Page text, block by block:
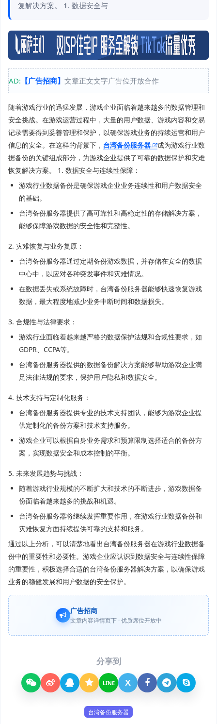
复解决方案。 1. 数据安全与
AD: 【广告招商】 文章正文文字广告位开放合作
随着游戏行业的迅猛发展，游戏企业面临着越来越多的数据管理和
安全挑战。在游戏运营过程中，大量的用户数据、游戏内容和交易
记录需要得到妥善管理和保护，以确保游戏业务的持续运营和用户
信息的安全。在这样的背景下， 台湾备份服务器
成为游戏行业数
据备份的关键组成部分，为游戏企业提供了可靠的数据保护和灾难
恢复解决方案。 1. 数据安全与连续性保障：
游戏行业数据备份是确保游戏企业业务连续性和用户数据安全
的基础。
台湾备份服务器提供了高可靠性和高稳定性的存储解决方案，
能够保障游戏数据的安全性和完整性。
2. 灾难恢复与业务复原：
台湾备份服务器通过定期备份游戏数据，并存储在安全的数据
中心中，以应对各种突发事件和灾难情况。
在数据丢失或系统故障时，台湾备份服务器能够快速恢复游戏
数据，最大程度地减少业务中断时间和数据损失。
3. 合规性与法律要求：
游戏行业面临着越来越严格的数据保护法规和合规性要求，如
GDPR、CCPA等。
台湾备份服务器提供的数据备份解决方案能够帮助游戏企业满
足法律法规的要求，保护用户隐私和数据安全。
4. 技术支持与定制化服务：
台湾备份服务器提供专业的技术支持团队，能够为游戏企业提
供定制化的备份方案和技术支持服务。
游戏企业可以根据自身业务需求和预算限制选择适合的备份方
案，实现数据安全和成本控制的平衡。
5. 未来发展趋势与挑战：
随着游戏行业规模的不断扩大和技术的不断进步，游戏数据备
份面临着越来越多的挑战和机遇。
台湾备份服务器将继续发挥重要作用，在游戏行业数据备份和
灾难恢复方面持续提供可靠的支持和服务。
通过以上分析，可以清楚地看出台湾备份服务器在游戏行业数据备
份中的重要性和必要性。游戏企业应认识到数据安全与连续性保障
的重要性，积极选择合适的台湾备份服务器解决方案，以确保游戏
业务的稳健发展和用户数据的安全保护。
广告招商
文章内容详情页下 · 优质席位开放中
分享到
LINE X
台湾备份服务器